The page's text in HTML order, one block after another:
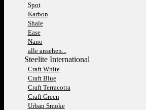
Spot
Karbon
Shale
Ease
Nano
alle ansehen...
Steelite International
Craft White
Craft Blue
Craft Terracotta
Craft Green
Urban Smoke